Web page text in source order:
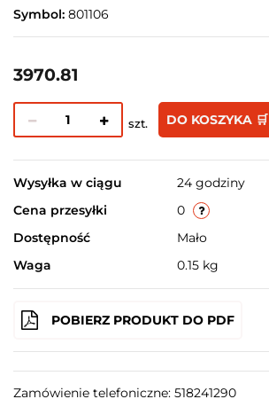
Symbol: 801106
3970.81
szt. DO KOSZYKA 🛒
Wysyłka w ciągu
24 godziny
Cena przesyłki
0
Dostępność
Mało
Waga
0.15 kg
POBIERZ PRODUKT DO PDF
Zamówienie telefoniczne: 518241290